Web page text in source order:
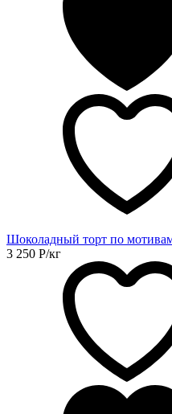
Шоколадный торт по
3 250 Р/кг